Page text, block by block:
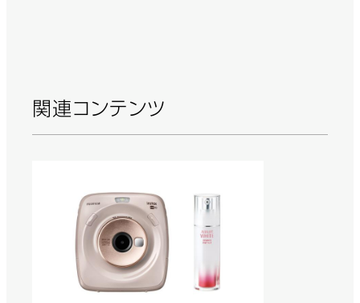
関連コンテンツ